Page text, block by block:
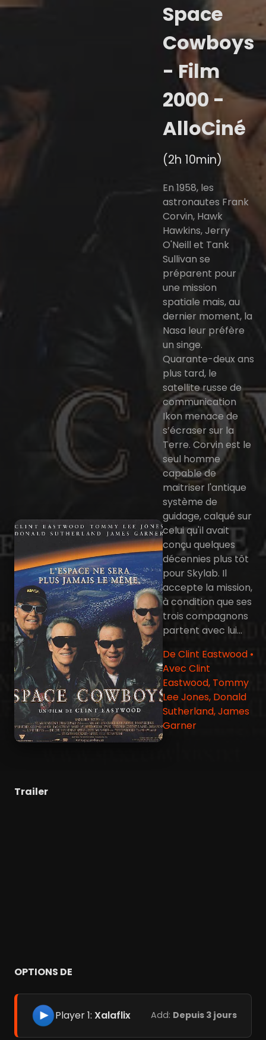
Space
Cowboys
- Film
2000 -
AlloCiné
(2h 10min)
En 1958, les
astronautes Frank
Corvin, Hawk
Hawkins, Jerry
O'Neill et Tank
Sullivan se
préparent pour
une mission
spatiale mais, au
dernier moment, la
Nasa leur préfère
un singe.
Quarante-deux ans
plus tard, le
satellite russe de
communication
Ikon menace de
s’écraser sur la
Terre. Corvin est le
seul homme
capable de
maitriser l'antique
système de
guidage, calqué sur
celui qu'il avait
conçu quelques
décennies plus tôt
pour Skylab. Il
accepte la mission,
à condition que ses
trois compagnons
partent avec lui...
De Clint Eastwood •
Avec Clint
Eastwood, Tommy
Lee Jones, Donald
Sutherland, James
Garner
Trailer
OPTIONS DE
Player 1: Xalaflix Add: Depuis 3 jours